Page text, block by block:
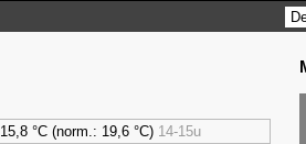
15,8 °C (norm.: 19,6 °C) 14-15u